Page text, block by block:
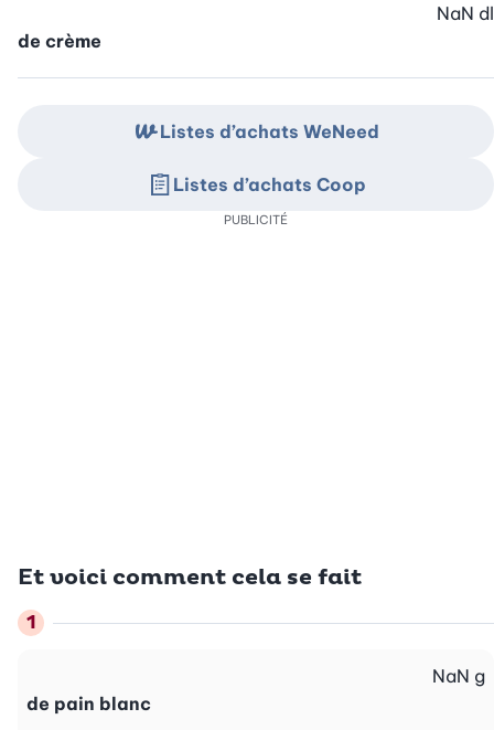
de crème
NaN dl
Et voici comment cela se fait
de pain blanc
NaN g
Listes d’achats WeNeed
Listes d’achats Coop
PUBLICITÉ